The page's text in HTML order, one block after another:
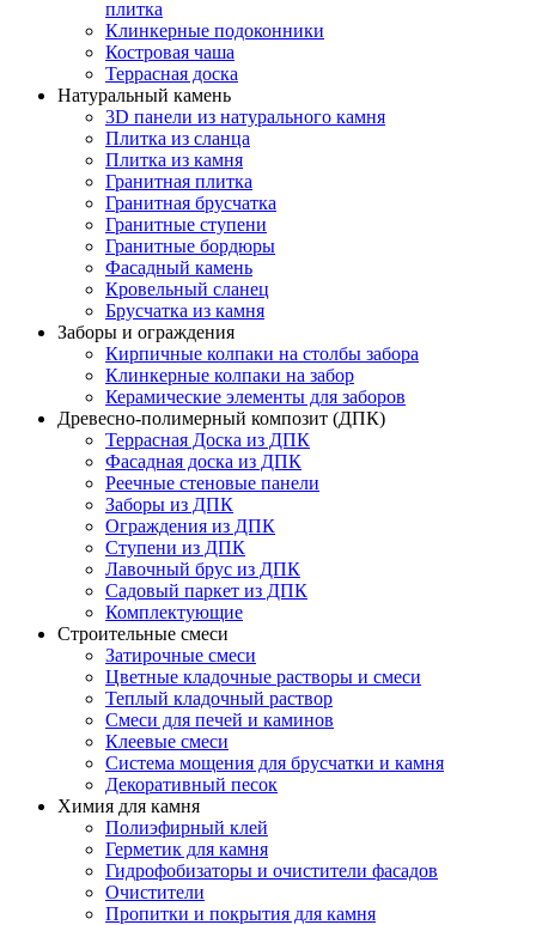
плитка
Клинкерные подоконники
Костровая чаша
Террасная доска
Натуральный камень
3D панели из натурального камня
Плитка из сланца
Плитка из камня
Гранитная плитка
Гранитная брусчатка
Гранитные ступени
Гранитные бордюры
Фасадный камень
Кровельный сланец
Брусчатка из камня
Заборы и ограждения
Кирпичные колпаки на столбы забора
Клинкерные колпаки на забор
Керамические элементы для заборов
Древесно-полимерный композит (ДПК)
Террасная Доска из ДПК
Фасадная доска из ДПК
Реечные стеновые панели
Заборы из ДПК
Ограждения из ДПК
Ступени из ДПК
Лавочный брус из ДПК
Садовый паркет из ДПК
Комплектующие
Строительные смеси
Затирочные смеси
Цветные кладочные растворы и смеси
Теплый кладочный раствор
Смеси для печей и каминов
Клеевые смеси
Система мощения для брусчатки и камня
Декоративный песок
Химия для камня
Полиэфирный клей
Герметик для камня
Гидрофобизаторы и очистители фасадов
Очистители
Пропитки и покрытия для камня